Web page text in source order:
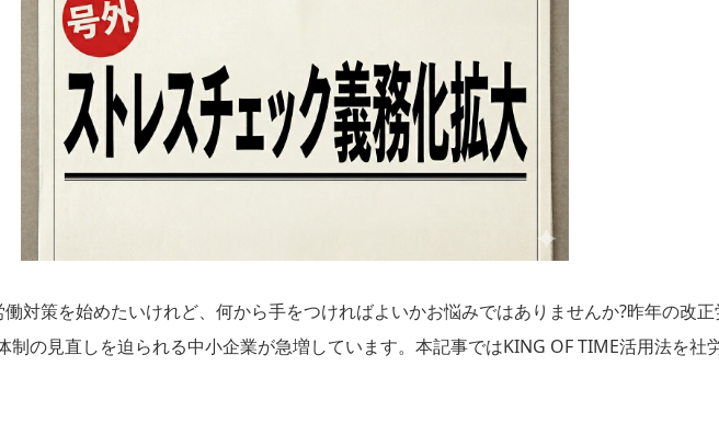
対策を始めたいけれど、何から手をつければよいかお悩みではありませんか?昨年の改
制の見直しを迫られる中小企業が急増しています。本記事ではKING OF TIME活用法を社